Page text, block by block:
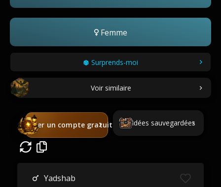
Femme
Surprends-moi
Voir similaire
Créer un compte gratuit Idées sauvegardées
Yadshab